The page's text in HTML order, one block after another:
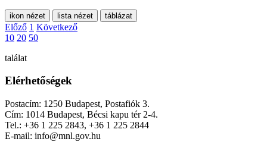
ikon nézet lista nézet táblázat
Előző 1 Következő
10 20 50
találat
Elérhetőségek
Postacím: 1250 Budapest, Postafiók 3.
Cím: 1014 Budapest, Bécsi kapu tér 2-4.
Tel.: +36 1 225 2843, +36 1 225 2844
E-mail: info@mnl.gov.hu